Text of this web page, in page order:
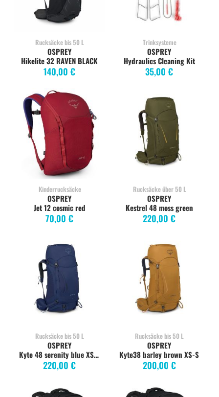
Rucksäcke bis 50 L
Hikelite 32 RAVEN BLACK
140,00 €
OSPREY
Trinksysteme
Hydraulics Cleaning Kit
35,00 €
OSPREY
Kinderrucksäcke
Jet 12 cosmic red
70,00 €
OSPREY
Rucksäcke über 50 L
Kestrel 48 moss green
220,00 €
OSPREY
Rucksäcke bis 50 L
Kyte 48 serenity blue XS-S
220,00 €
OSPREY
Rucksäcke bis 50 L
Kyte38 barley brown XS-S
200,00 €
OSPREY